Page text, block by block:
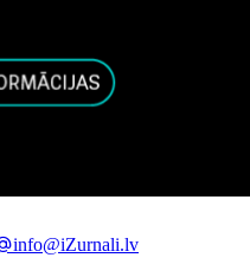
info@iZurnali.lv